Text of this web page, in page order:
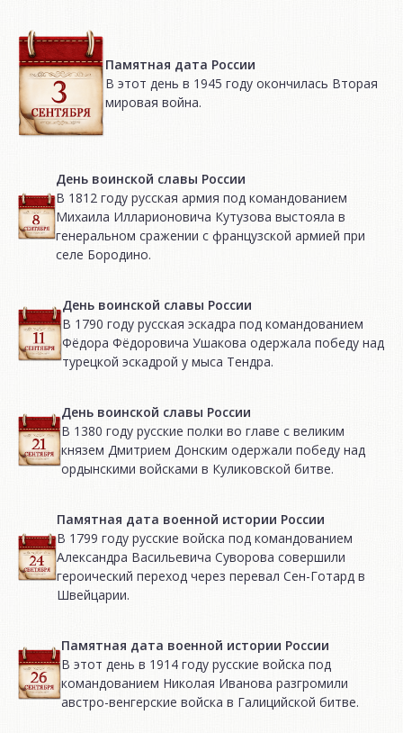
Памятная дата России
В этот день в 1945 году окончилась Вторая
мировая война.
День воинской славы России
В 1812 году русская армия под командованием
Михаила Илларионовича Кутузова выстояла в
генеральном сражении с французской армией при
селе Бородино.
День воинской славы России
В 1790 году русская эскадра под командованием
Фёдора Фёдоровича Ушакова одержала победу над
турецкой эскадрой у мыса Тендра.
День воинской славы России
В 1380 году русские полки во главе с великим
князем Дмитрием Донским одержали победу над
ордынскими войсками в Куликовской битве.
Памятная дата военной истории России
В 1799 году русские войска под командованием
Александра Васильевича Суворова совершили
героический переход через перевал Сен-Готард в
Швейцарии.
Памятная дата военной истории России
В этот день в 1914 году русские войска под
командованием Николая Иванова разгромили
австро-венгерские войска в Галицийской битве.